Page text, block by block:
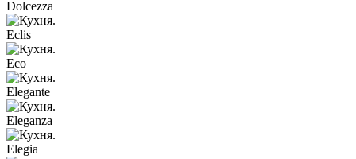
Dolcezza
Eclis
Eco
Elegante
Eleganza
Elegia